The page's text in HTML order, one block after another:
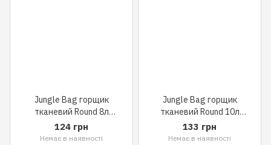
Jungle Bag горщик
тканевий Round 8л
21x21x21
124 грн
Немає в наявності
Jungle Bag горщик
тканевий Round 10л
24x24x22
133 грн
Немає в наявності